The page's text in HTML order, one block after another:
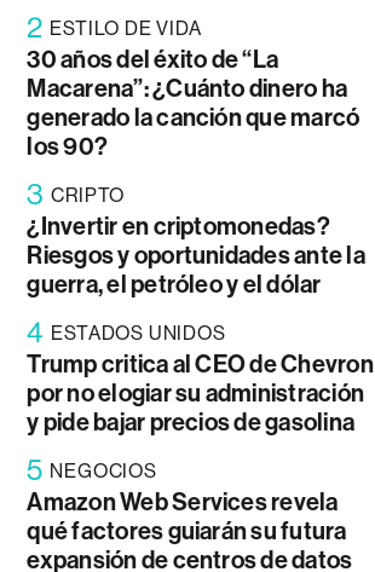
2 ESTILO DE VIDA
30 años del éxito de “La
Macarena”: ¿Cuánto dinero ha
generado la canción que marcó
los 90?
3 CRIPTO
¿Invertir en criptomonedas?
Riesgos y oportunidades ante la
guerra, el petróleo y el dólar
4 ESTADOS UNIDOS
Trump critica al CEO de Chevron
por no elogiar su administración
y pide bajar precios de gasolina
5 NEGOCIOS
Amazon Web Services revela
qué factores guiarán su futura
expansión de centros de datos